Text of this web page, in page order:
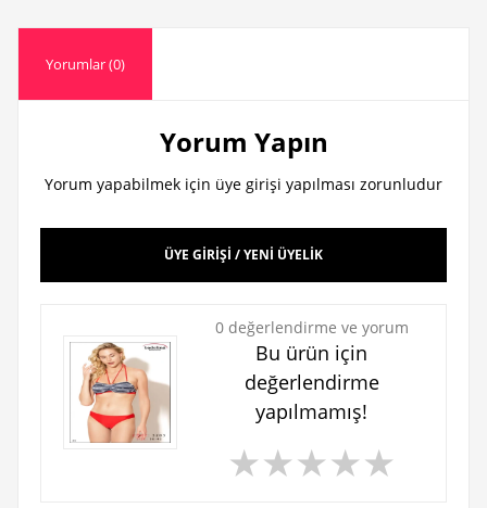
Yorumlar (0)
Yorum Yapın
Yorum yapabilmek için üye girişi yapılması zorunludur
ÜYE GİRİŞİ / YENİ ÜYELİK
0 değerlendirme ve yorum
Bu ürün için
değerlendirme
yapılmamış!
★★★★★